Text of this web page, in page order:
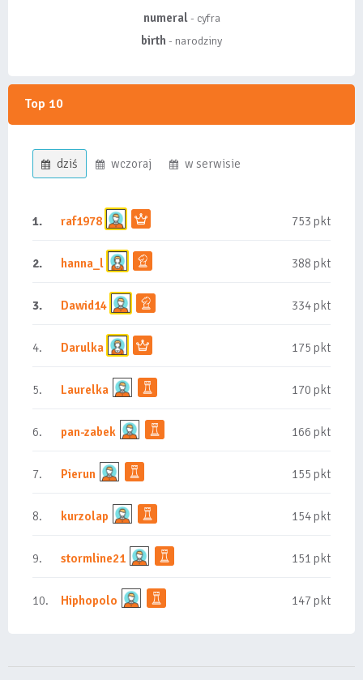
numeral- cyfra
birth- narodziny
Top 10
dziś wczoraj w serwisie
1. raf1978 753 pkt
2. hanna_l 388 pkt
3. Dawid14 334 pkt
4. Darulka 175 pkt
5. Laurelka 170 pkt
6. pan-zabek 166 pkt
7. Pierun 155 pkt
8. kurzolap 154 pkt
9. stormline21 151 pkt
10. Hiphopolo 147 pkt